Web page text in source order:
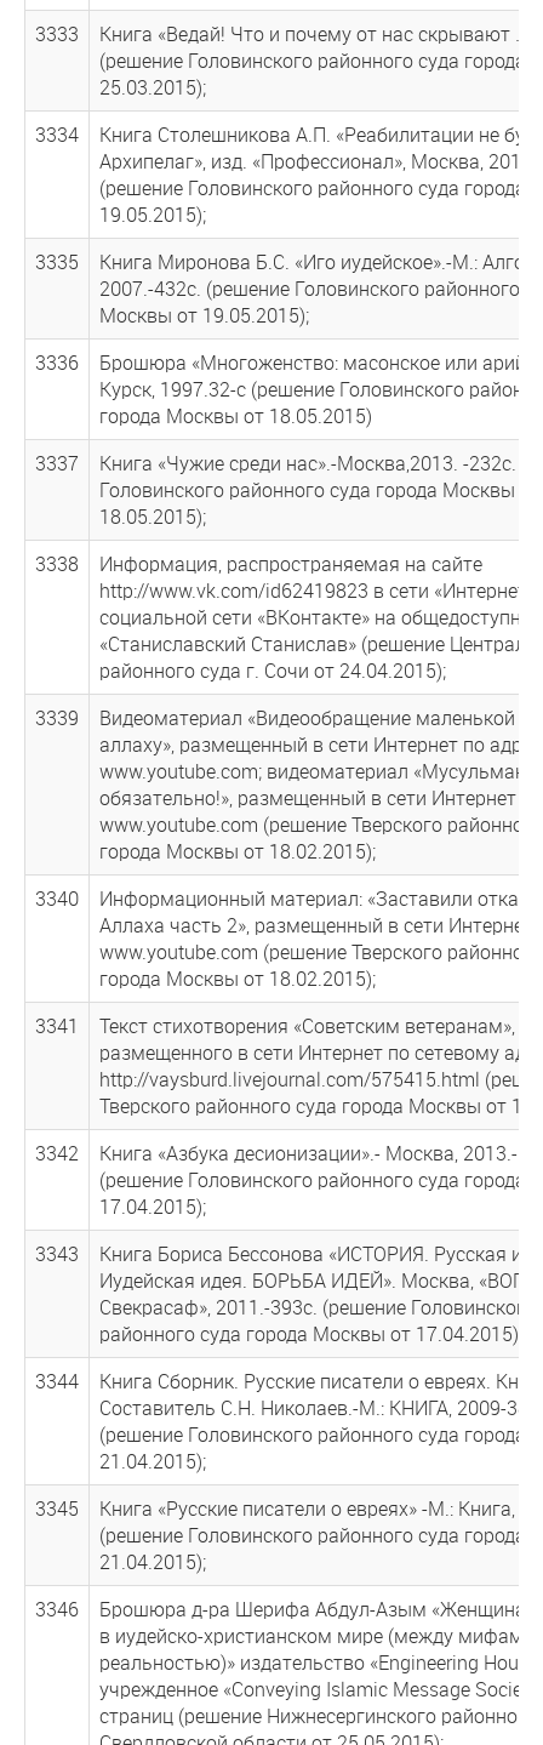
3333
Книга «Ведай! Что и почему от нас скрывают …»
(решение Головинского районного суда города
25.03.2015);
3334
Книга Столешникова А.П. «Реабилитации не
Архипелаг», изд. «Профессионал», Москва, 2011,
(решение Головинского районного суда города
19.05.2015);
3335
Книга Миронова Б.С. «Иго иудейское».-М.:
2007.-432с. (решение Головинского районного
Москвы от 19.05.2015);
3336
Брошюра «Многоженство: масонское или
Курск, 1997.32-с (решение Головинского
города Москвы от 18.05.2015)
3337
Книга «Чужие среди нас».-Москва,2013. -232с.
Головинского районного суда города Москвы от
18.05.2015);
3338
Информация, распространяемая на сайте
http://www.vk.com/id62419823 в сети «Интернет»
социальной сети «ВКонтакте» на
«Станиславский Станислав» (решение
районного суда г. Сочи от 24.04.2015);
3339
Видеоматериал «Видеообращение маленькой
аллаху», размещенный в сети Интернет по
www.youtube.com; видеоматериал
обязательно!», размещенный в сети Интернет
www.youtube.com (решение Тверского
города Москвы от 18.02.2015);
3340
Информационный материал: «Заставили
Аллаха часть 2», размещенный в сети Интернет
www.youtube.com (решение Тверского
города Москвы от 18.02.2015);
3341
Текст стихотворения «Советским ветеранам»,
размещенного в сети Интернет по сетевому
http://vaysburd.livejournal.com/575415.html
Тверского районного суда города Москвы от
3342
Книга «Азбука десионизации».- Москва, 2013.-
(решение Головинского районного суда города
17.04.2015);
3343
Книга Бориса Бессонова «ИСТОРИЯ. Русская
Иудейская идея. БОРЬБА ИДЕЙ». Москва, «ВОГ-
Свекрасаф», 2011.-393с. (решение Головинского
районного суда города Москвы от 17.04.2015);
3344
Книга Сборник. Русские писатели о евреях.
Составитель С.Н. Николаев.-М.: КНИГА, 2009-
(решение Головинского районного суда города
21.04.2015);
3345
Книга «Русские писатели о евреях» -М.: Книга,
(решение Головинского районного суда города
21.04.2015);
3346
Брошюра д-ра Шерифа Абдул-Азым «Женщина
в иудейско-христианском мире (между мифами
реальностью)» издательство «Engineering House
учрежденное «Conveying Islamic Message
страниц (решение Нижнесергинского районного